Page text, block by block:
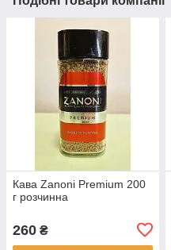
Кава Zanoni Premium 200
г розчинна
260 ₴